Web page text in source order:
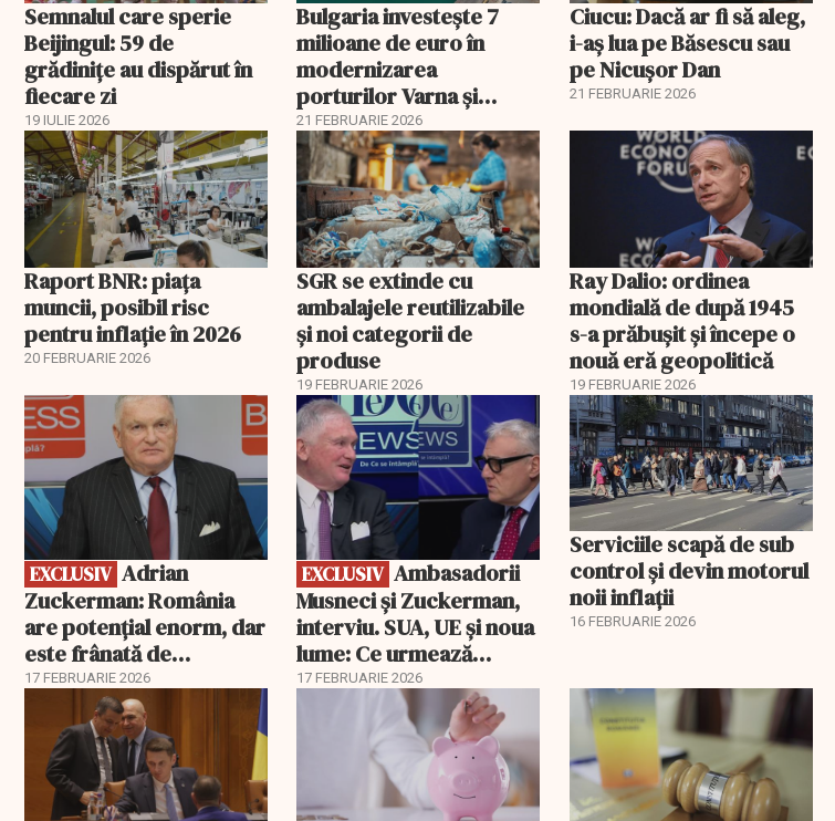
Semnalul care sperie
Beijingul: 59 de
grădinițe au dispărut în
fiecare zi
19 IULIE 2026
Bulgaria investește 7
milioane de euro în
modernizarea
porturilor Varna și
Burgas
21 FEBRUARIE 2026
Ciucu: Dacă ar fi să aleg,
i-aș lua pe Băsescu sau
pe Nicușor Dan
21 FEBRUARIE 2026
Raport BNR: piața
muncii, posibil risc
pentru inflație în 2026
20 FEBRUARIE 2026
SGR se extinde cu
ambalajele reutilizabile
și noi categorii de
produse
19 FEBRUARIE 2026
Ray Dalio: ordinea
mondială de după 1945
s-a prăbușit și începe o
nouă eră geopolitică
19 FEBRUARIE 2026
EXCLUSIV
EXCLUSIV
Zuckerman: România
are potențial enorm, dar
este frânată de
corupție, companii de
stat și influența
propagandei ruse
17 FEBRUARIE 2026
EXCLUSIV
EXCLUSIV Ambasadorii
Musneci și Zuckerman,
interviu. SUA, UE și noua
lume: Ce urmează
pentru România
17 FEBRUARIE 2026
Serviciile scapă de sub
control și devin motorul
noii inflații
16 FEBRUARIE 2026